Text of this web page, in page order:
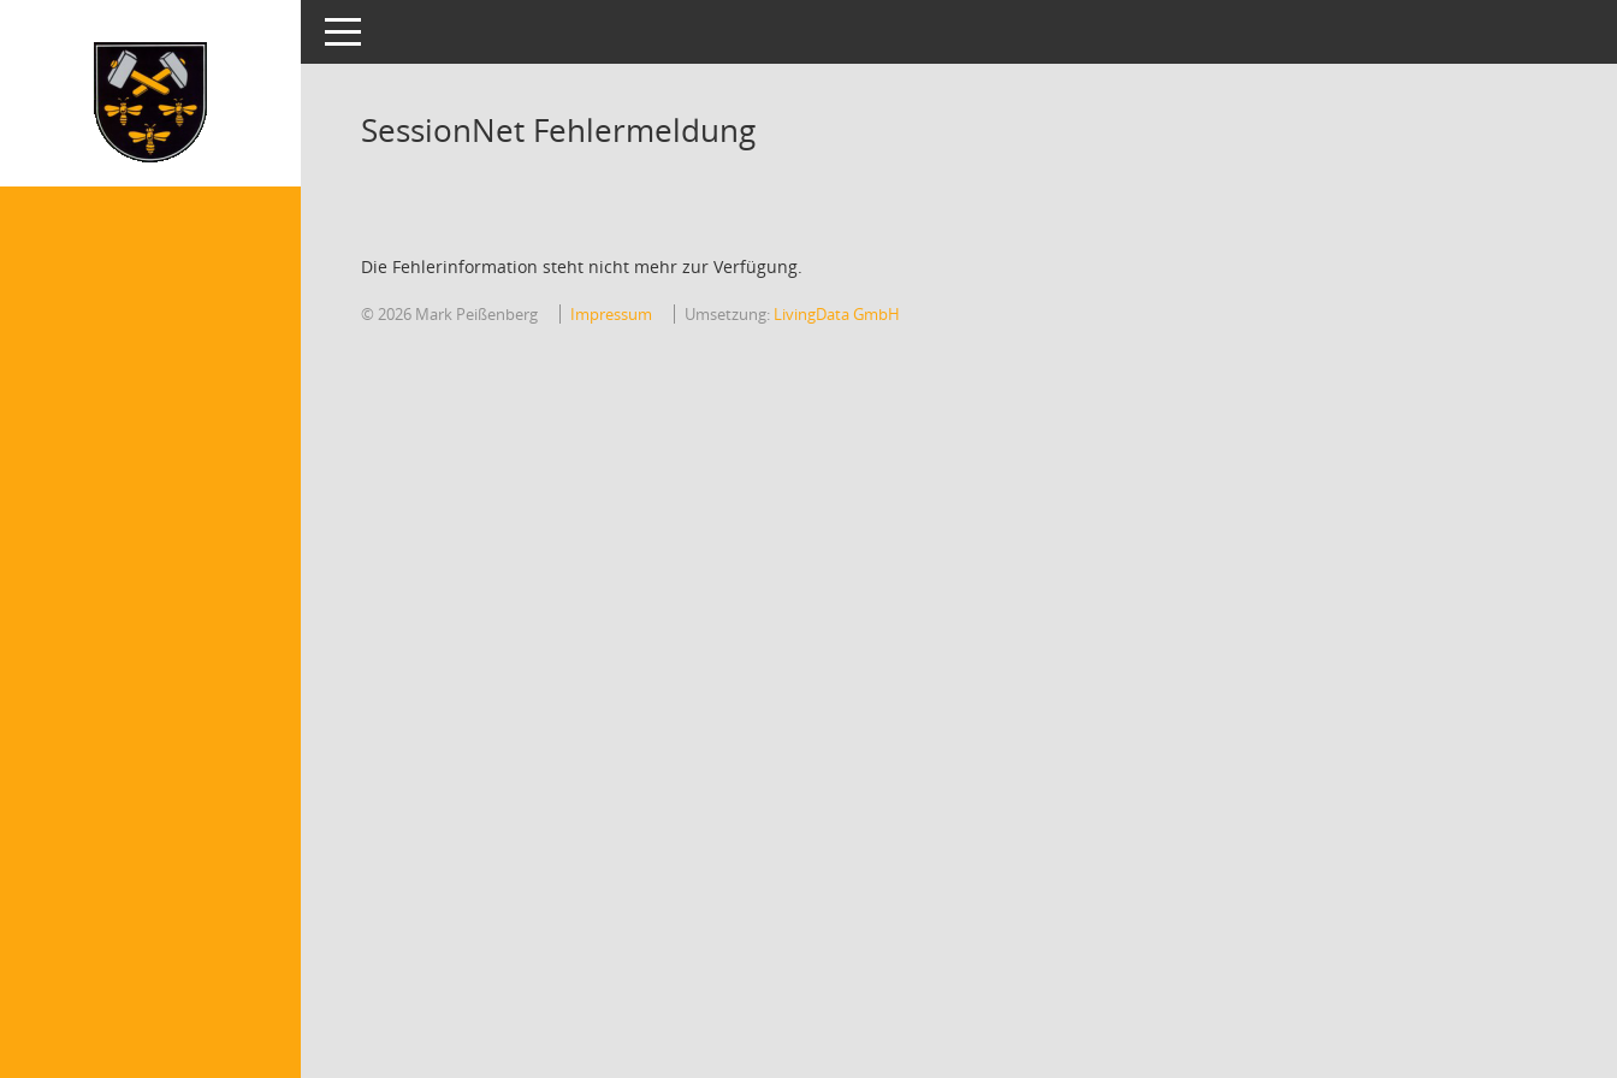
Toggle navigation
SessionNet Fehlermeldung
Die Fehlerinformation steht nicht mehr zur Verfügung.
© 2026 Mark Peißenberg Impressum Umsetzung: LivingData GmbH